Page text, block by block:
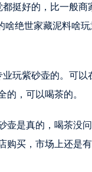
挺好的，比一般商
绝世家藏泥料啥
玩紫砂壶的。可以
的，可以喝茶的。
是真的，喝茶没
买，市场上还是